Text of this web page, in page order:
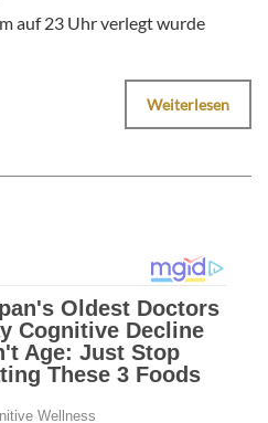
auf 23 Uhr verlegt wurde
Weiterlesen